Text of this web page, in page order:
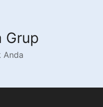
Grup
Anda